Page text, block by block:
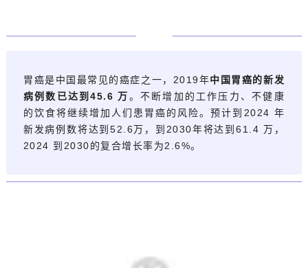
胃癌是中国最常见的癌症之一，2019年中国胃癌的新发
病例数已达到45.6 万。不断增 加的工作压力、不健康
的饮食将继续增加人们患胃癌的风险。预计到2024 年
新发病例数将达到52.6万，到2030年将达到61.4 万，
2024 到2030的复合增长率为2.6%。